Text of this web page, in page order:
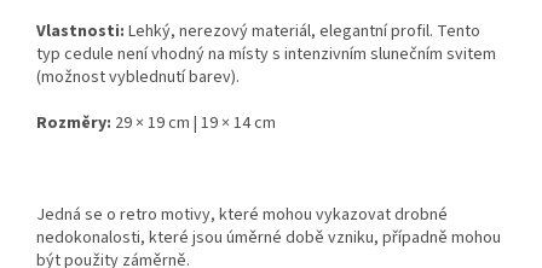
Vlastnosti: Lehký, nerezový materiál, elegantní profil. Tento
typ cedule není vhodný na místy s intenzivním slunečním svitem
(možnost vyblednutí barev).
Rozměry: 29 × 19 cm | 19 × 14 cm
Jedná se o retro motivy, které mohou vykazovat drobné
nedokonalosti, které jsou úměrné době vzniku, případně mohou
být použity záměrně.